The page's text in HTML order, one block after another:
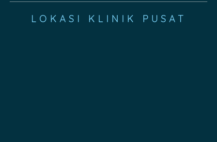
LOKASI KLINIK PUSAT